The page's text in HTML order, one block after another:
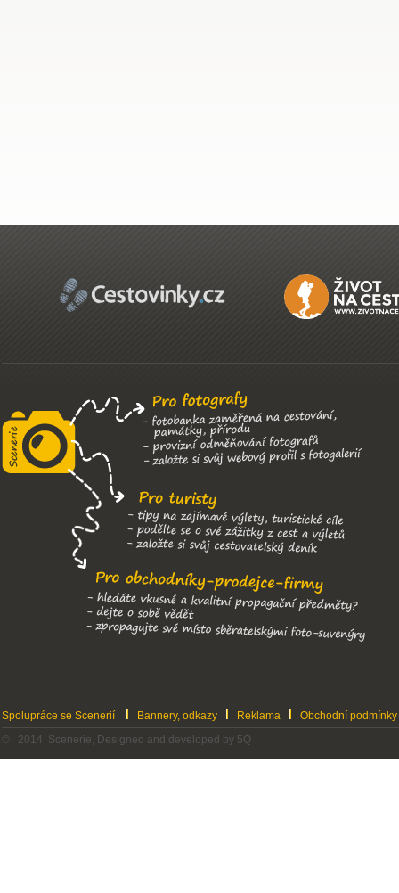
Spolupráce se Scenerií Bannery, odkazy Reklama
Obchodní podmínky
© 2014 Scenerie, Designed and developed by 5Q